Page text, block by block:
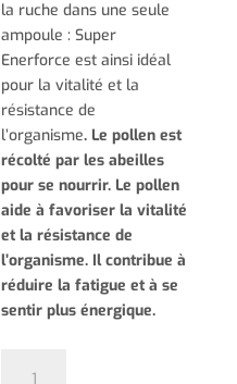
la ruche dans une seule
ampoule : Super
Enerforce est ainsi idéal
pour la vitalité et la
résistance de
l’organisme. Le pollen est
récolté par les abeilles
pour se nourrir. Le pollen
aide à favoriser la vitalité
et la résistance de
l’organisme. Il contribue à
réduire la fatigue et à se
sentir plus énergique.